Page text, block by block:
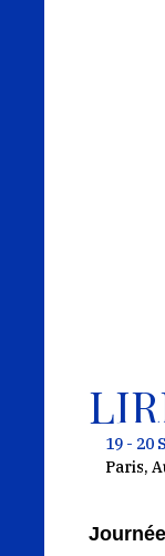
19 - 20
Paris,